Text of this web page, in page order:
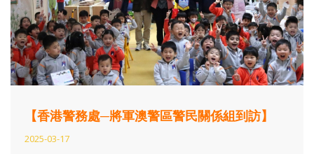
【香港警務處─將軍澳警區警民關係組到訪】
2025-03-17